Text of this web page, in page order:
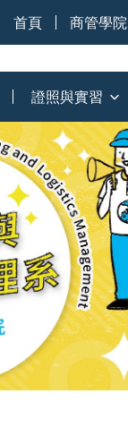
首頁 商管學院
證照與實習